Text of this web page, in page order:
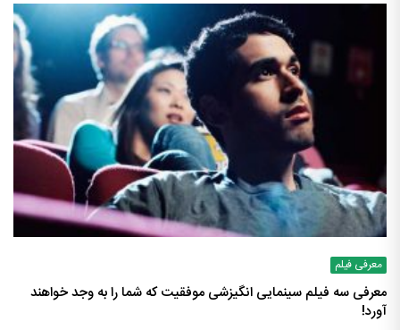
معرفی فیلم
معرفی سه فیلم سینمایی انگیزشی موفقیت که شما را به وجد خواهند
آورد!